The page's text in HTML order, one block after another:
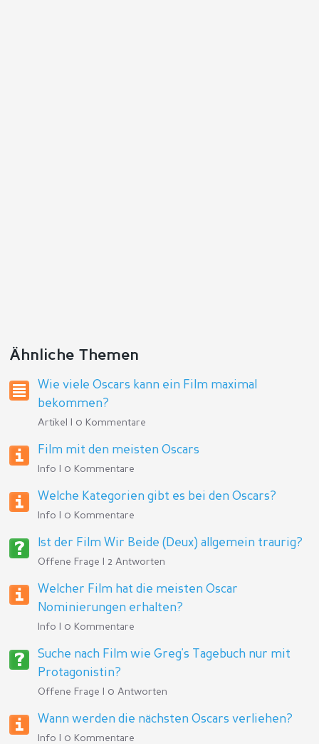
Ähnliche Themen
Wie viele Oscars kann ein Film maximal
bekommen?
Artikel | 0 Kommentare
Film mit den meisten Oscars
Info | 0 Kommentare
Welche Kategorien gibt es bei den Oscars?
Info | 0 Kommentare
Ist der Film Wir Beide (Deux) allgemein traurig?
Offene Frage | 2 Antworten
Welcher Film hat die meisten Oscar
Nominierungen erhalten?
Info | 0 Kommentare
Suche nach Film wie Greg's Tagebuch nur mit
Protagonistin?
Offene Frage | 0 Antworten
Wann werden die nächsten Oscars verliehen?
Info | 0 Kommentare